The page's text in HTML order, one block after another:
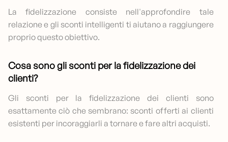
La fidelizzazione consiste nell'approfondire tale
relazione e gli sconti intelligenti ti aiutano a raggiungere
proprio questo obiettivo.
Cosa sono gli sconti per la fidelizzazione dei
clienti?
Gli sconti per la fidelizzazione dei clienti sono
esattamente ciò che sembrano: sconti offerti ai clienti
esistenti per incoraggiarli a tornare e fare altri acquisti.